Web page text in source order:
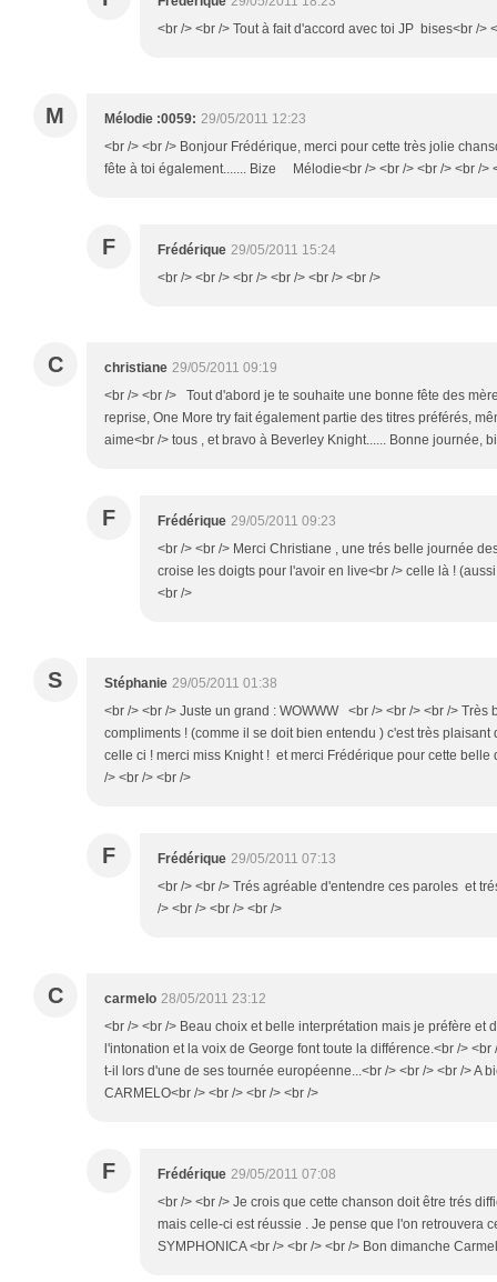
<br /> <br /> Tout à fait d'accord avec toi JP bises<br />
M Mélodie :0059: 29/05/2011 12:23
<br /> <br /> Bonjour Frédérique, merci pour cette très jolie
fête à toi également....... Bize Mélodie<br /> <br /> <br /> <br />
F Frédérique 29/05/2011 15:24
<br /> <br /> <br /> <br /> <br /> <br />
C christiane 29/05/2011 09:19
<br /> <br /> Tout d'abord je te souhaite une bonne fête des
reprise, One More try fait également partie des titres préférés,
aime<br /> tous , et bravo à Beverley Knight...... Bonne journée,
F Frédérique 29/05/2011 09:23
<br /> <br /> Merci Christiane , une trés belle journée
croise les doigts pour l'avoir en live<br /> celle là !
<br />
S Stéphanie 29/05/2011 01:38
<br /> <br /> Juste un grand : WOWWW <br /> <br /> <br /> Très
compliments ! (comme il se doit bien entendu ) c'est très
celle ci ! merci miss Knight ! et merci Frédérique pour cette belle
/> <br /> <br />
F Frédérique 29/05/2011 07:13
<br /> <br /> Trés agréable d'entendre ces paroles et
/> <br /> <br /> <br />
C carmelo 28/05/2011 23:12
<br /> <br /> Beau choix et belle interprétation mais je préfère et
l'intonation et la voix de George font toute la différence.<br />
t-il lors d'une de ses tournée européenne...<br /> <br /> <br /> A
CARMELO<br /> <br /> <br /> <br />
F Frédérique 29/05/2011 07:08
<br /> <br /> Je crois que cette chanson doit être trés
mais celle-ci est réussie . Je pense que l'on retrouvera
SYMPHONICA <br /> <br /> <br /> Bon dimanche